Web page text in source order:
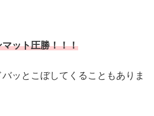
ット圧勝！！！
ッとこぼしてくることもありま